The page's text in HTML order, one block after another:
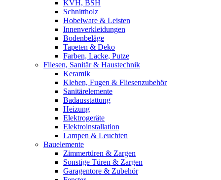
KVH, BSH
Schnittholz
Hobelware & Leisten
Innenverkleidungen
Bodenbeläge
Tapeten & Deko
Farben, Lacke, Putze
Fliesen, Sanitär & Haustechnik
Keramik
Kleben, Fugen & Fliesenzubehör
Sanitärelemente
Badausstattung
Heizung
Elektrogeräte
Elektroinstallation
Lampen & Leuchten
Bauelemente
Zimmertüren & Zargen
Sonstige Türen & Zargen
Garagentore & Zubehör